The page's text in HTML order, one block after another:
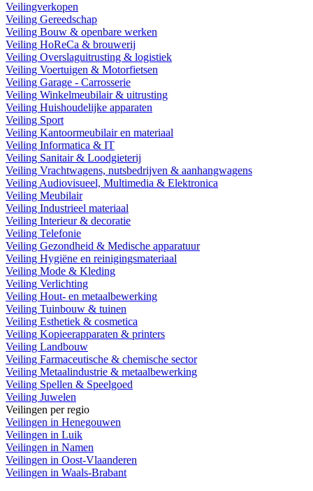
Veilingverkopen
Veiling Gereedschap
Veiling Bouw & openbare werken
Veiling HoReCa & brouwerij
Veiling Overslaguitrusting & logistiek
Veiling Voertuigen & Motorfietsen
Veiling Garage - Carrosserie
Veiling Winkelmeubilair & uitrusting
Veiling Huishoudelijke apparaten
Veiling Sport
Veiling Kantoormeubilair en materiaal
Veiling Informatica & IT
Veiling Sanitair & Loodgieterij
Veiling Vrachtwagens, nutsbedrijven & aanhangwagens
Veiling Audiovisueel, Multimedia & Elektronica
Veiling Meubilair
Veiling Industrieel materiaal
Veiling Interieur & decoratie
Veiling Telefonie
Veiling Gezondheid & Medische apparatuur
Veiling Hygiëne en reinigingsmateriaal
Veiling Mode & Kleding
Veiling Verlichting
Veiling Hout- en metaalbewerking
Veiling Tuinbouw & tuinen
Veiling Esthetiek & cosmetica
Veiling Kopieerapparaten & printers
Veiling Landbouw
Veiling Farmaceutische & chemische sector
Veiling Metaalindustrie & metaalbewerking
Veiling Spellen & Speelgoed
Veiling Juwelen
Veilingen per regio
Veilingen in Henegouwen
Veilingen in Luik
Veilingen in Namen
Veilingen in Oost-Vlaanderen
Veilingen in Waals-Brabant